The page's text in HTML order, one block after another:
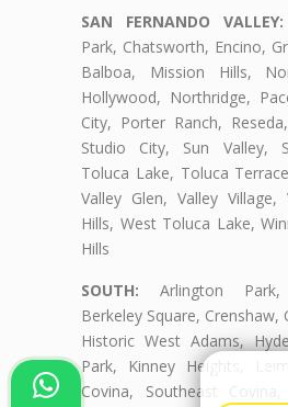
SAN FERNANDO VALLEY:
Park, Chatsworth, Encino,
Balboa, Mission Hills,
Hollywood, Northridge,
City, Porter Ranch,
Studio City, Sun Valley,
Toluca Lake, Toluca
Valley Glen, Valley
Hills, West Toluca Lake,
Hills
SOUTH: Arlington
Berkeley Square, Crenshaw,
Historic West Adams,
Park, Kinney Heights,
Covina, Southeast Covina,